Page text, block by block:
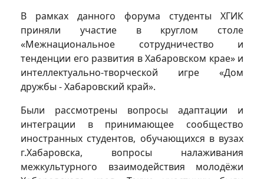
В рамках данного форума студенты ХГИК
приняли участие в круглом столе
«Межнациональное сотрудничество и
тенденции его развития в Хабаровском крае» и
интеллектуально-творческой игре «Дом
дружбы - Хабаровский край».
Были рассмотрены вопросы адаптации и
интеграции в принимающее сообщество
иностранных студентов, обучающихся в вузах
г.Хабаровска, вопросы налаживания
межкультурного взаимодействия молодёжи